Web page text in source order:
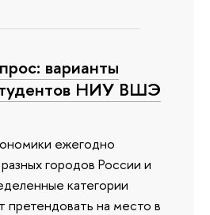
варианты
НИУ ВШЭ
ежегодно
городов России и
категории
претендовать на место в